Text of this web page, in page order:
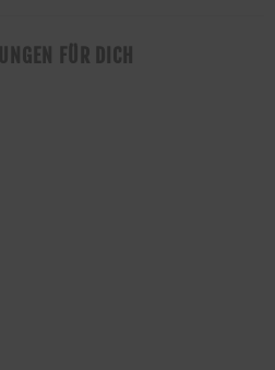
FÜR DICH